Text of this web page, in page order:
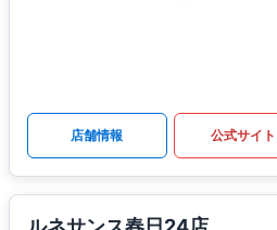
店舗情報 公式サイト